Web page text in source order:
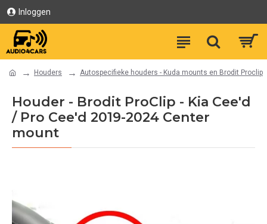
Inloggen
Houders Autospecifieke houders - Kuda mounts en Brodit Proclip
Houder - Brodit ProClip - Kia Cee'd
/ Pro Cee'd 2019-2024 Center
mount